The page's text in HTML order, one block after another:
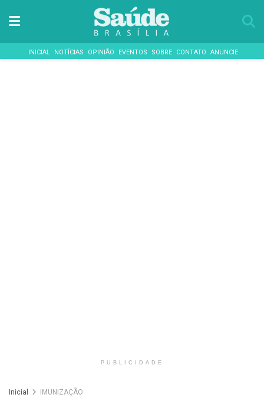
INICIAL NOTÍCIAS OPINIÃO EVENTOS SOBRE CONTATO ANUNCIE
PUBLICIDADE
Inicial IMUNIZAÇÃO